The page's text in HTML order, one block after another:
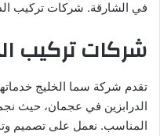
في الشارقة. شركات تركيب
شركات تركيب
تقدم شركة سما الخليج
الدرابزين في عجمان، حيث
المناسب. نعمل على تصميم